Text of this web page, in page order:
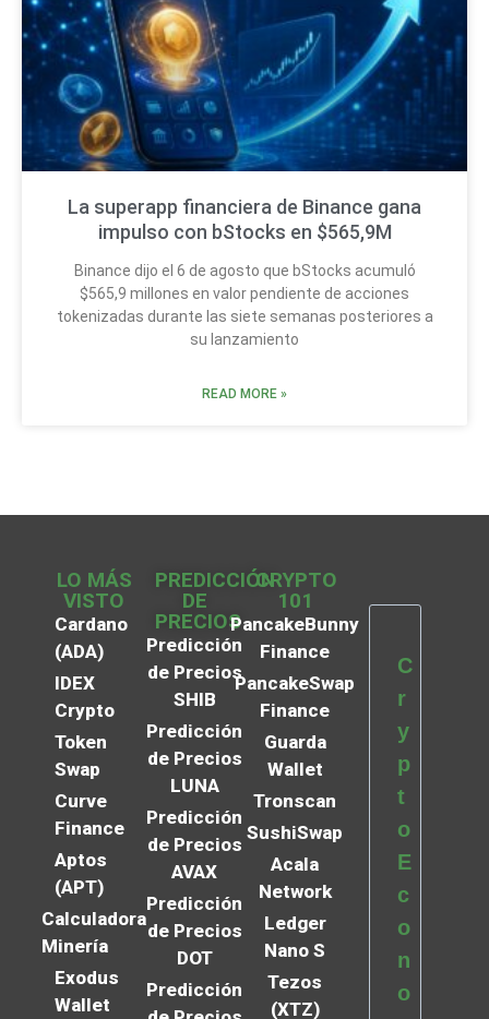
La superapp financiera de Binance gana
impulso con bStocks en $565,9M
Binance dijo el 6 de agosto que bStocks acumuló
$565,9 millones en valor pendiente de acciones
tokenizadas durante las siete semanas posteriores a
su lanzamiento
READ MORE »
LO MÁS
VISTO
Cardano
(ADA)
IDEX
Crypto
Token
Swap
Curve
Finance
Aptos
(APT)
Calculadora
Minería
Exodus
Wallet
PREDICCIÓN
DE
PRECIOS
Predicción
de Precios
SHIB
Predicción
de Precios
LUNA
Predicción
de Precios
AVAX
Predicción
de Precios
DOT
Predicción
CRYPTO
101
PancakeBunny
Finance
PancakeSwap
Finance
Guarda
Wallet
Tronscan
SushiSwap
Acala
Network
Ledger
Nano S
Tezos
(XTZ)
C
r
y
p
t
o
E
c
o
n
o